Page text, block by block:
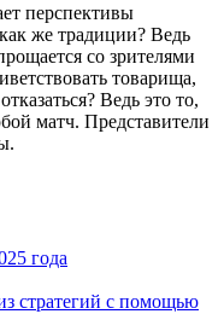
перспективы
же традиции? Ведь
со зрителями
товарища,
Ведь это то,
матч. Представители
года
стратегий с помощью